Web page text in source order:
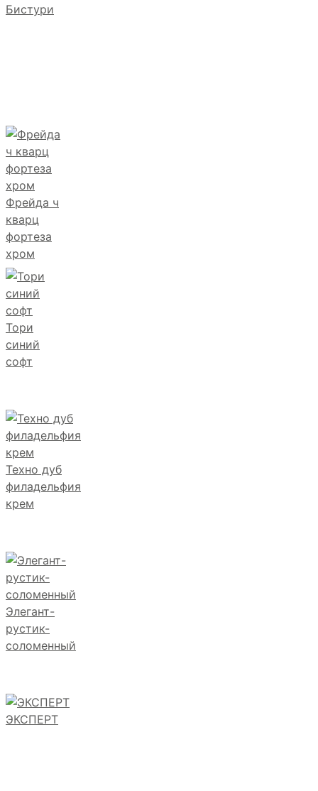
Бистури
Фрейда ч
кварц
фортеза
хром
Тори
синий
софт
Техно дуб
филадельфия
крем
Элегант-
рустик-
соломенный
ЭКСПЕРТ